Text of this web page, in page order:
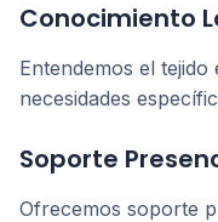
Conocimiento
Entendemos el tejido
necesidades
Soporte
Ofrecemos soporte